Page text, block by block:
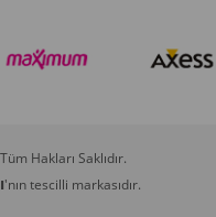
Hakları Saklıdır.
'nın tescilli markasıdır.